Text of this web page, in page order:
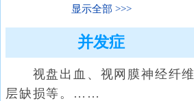
显示全部
并发症
视盘出血、视网膜神经纤维
层缺损等。……